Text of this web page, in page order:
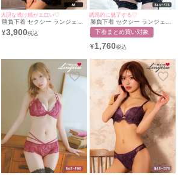
大胆な透け感がエロい♡
勝負下着 セクシー ランジェリ
ー 2点セット フラワーレース
リボン シアー ランジェリー T
¥3,900
誘惑的に魅了する♡
勝負下着 セクシー ランジェリ
ー アップリケ 刺繍 レース ワ
イヤー ブラジャー ショーツ 2
下着まとめ買い対象
¥1,760